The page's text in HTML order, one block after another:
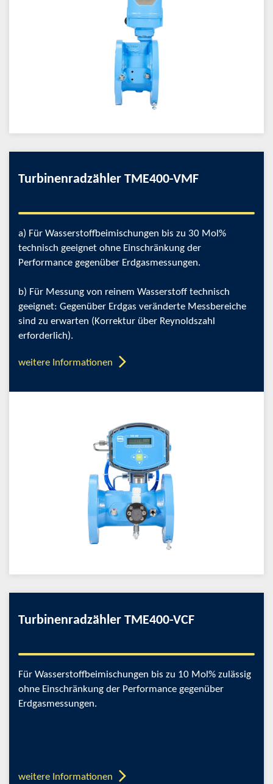
Turbinenradzähler TME400-VMF
a) Für Wasserstoffbeimischungen bis zu 30 Mol%
technisch geeignet ohne Einschränkung der
Performance gegenüber Erdgasmessungen.
b) Für Messung von reinem Wasserstoff technisch
geeignet: Gegenüber Erdgas veränderte Messbereiche
sind zu erwarten (Korrektur über Reynoldszahl
erforderlich).
weitere Informationen
Turbinenradzähler TME400-VCF
Für Wasserstoffbeimischungen bis zu 10 Mol% zulässig
ohne Einschränkung der Performance gegenüber
Erdgasmessungen.
weitere Informationen